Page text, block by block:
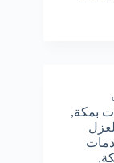
بمكة,
,